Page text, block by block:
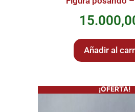
Añadir al
¡OFERTA!